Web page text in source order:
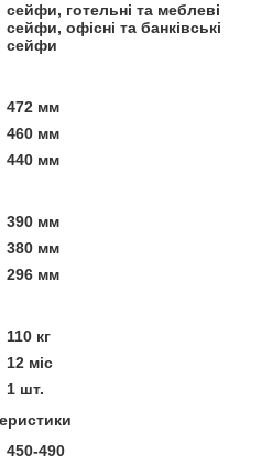
сейфи, готельні та меблеві
сейфи, офісні та банківські
сейфи
472 мм
460 мм
440 мм
390 мм
380 мм
296 мм
110 кг
12 міс
1 шт.
450-490